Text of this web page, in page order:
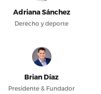
Adriana Sánchez
Derecho y deporte
Brian Díaz
Presidente & Fundador